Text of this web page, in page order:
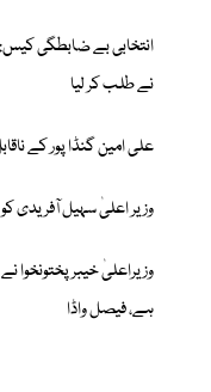
انتخابی بے ضابطگی کیس:
نے طلب کر لیا
علی امین گنڈا پور کے
وزیر اعلیٰ سہیل آفریدی کو
وزیراعلیٰ خیبرپختونخوا
ہے، فیصل واڈا